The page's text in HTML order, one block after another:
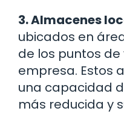
3. Almacenes
ubicados en
de los puntos
empresa. Estos
una capacidad
más reducida y